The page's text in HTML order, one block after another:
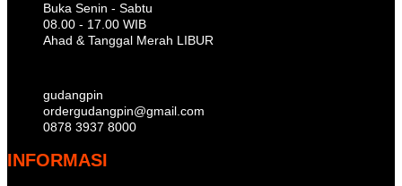
Buka Senin - Sabtu
08.00 - 17.00 WIB
Ahad & Tanggal Merah LIBUR
gudangpin
ordergudangpin@gmail.com
0878 3937 8000
INFORMASI